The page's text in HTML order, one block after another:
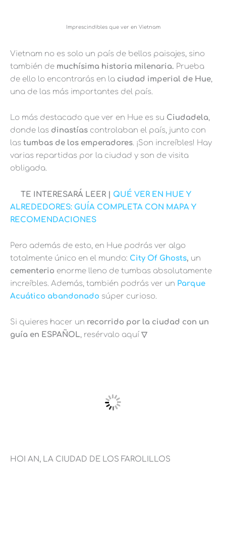
Imprescindibles que ver en Vietnam
Vietnam no es solo un país de bellos paisajes, sino
también de muchísima historia milenaria. Prueba
de ello lo encontrarás en la ciudad imperial de Hue,
una de las más importantes del país.
Lo más destacado que ver en Hue es su Ciudadela,
donde las dinastías controlaban el país, junto con
las tumbas de los emperadores. ¡Son increíbles! Hay
varias repartidas por la ciudad y son de visita
obligada.
TE INTERESARÁ LEER | QUÉ VER EN HUE Y
ALREDEDORES: GUÍA COMPLETA CON MAPA Y
RECOMENDACIONES
Pero además de esto, en Hue podrás ver algo
totalmente único en el mundo: City Of Ghosts, un
cementerio enorme lleno de tumbas absolutamente
increíbles. Además, también podrás ver un Parque
Acuático abandonado súper curioso.
Si quieres hacer un recorrido por la ciudad con un
guía en ESPAÑOL, resérvalo aquí ▽
HOI AN, LA CIUDAD DE LOS FAROLILLOS